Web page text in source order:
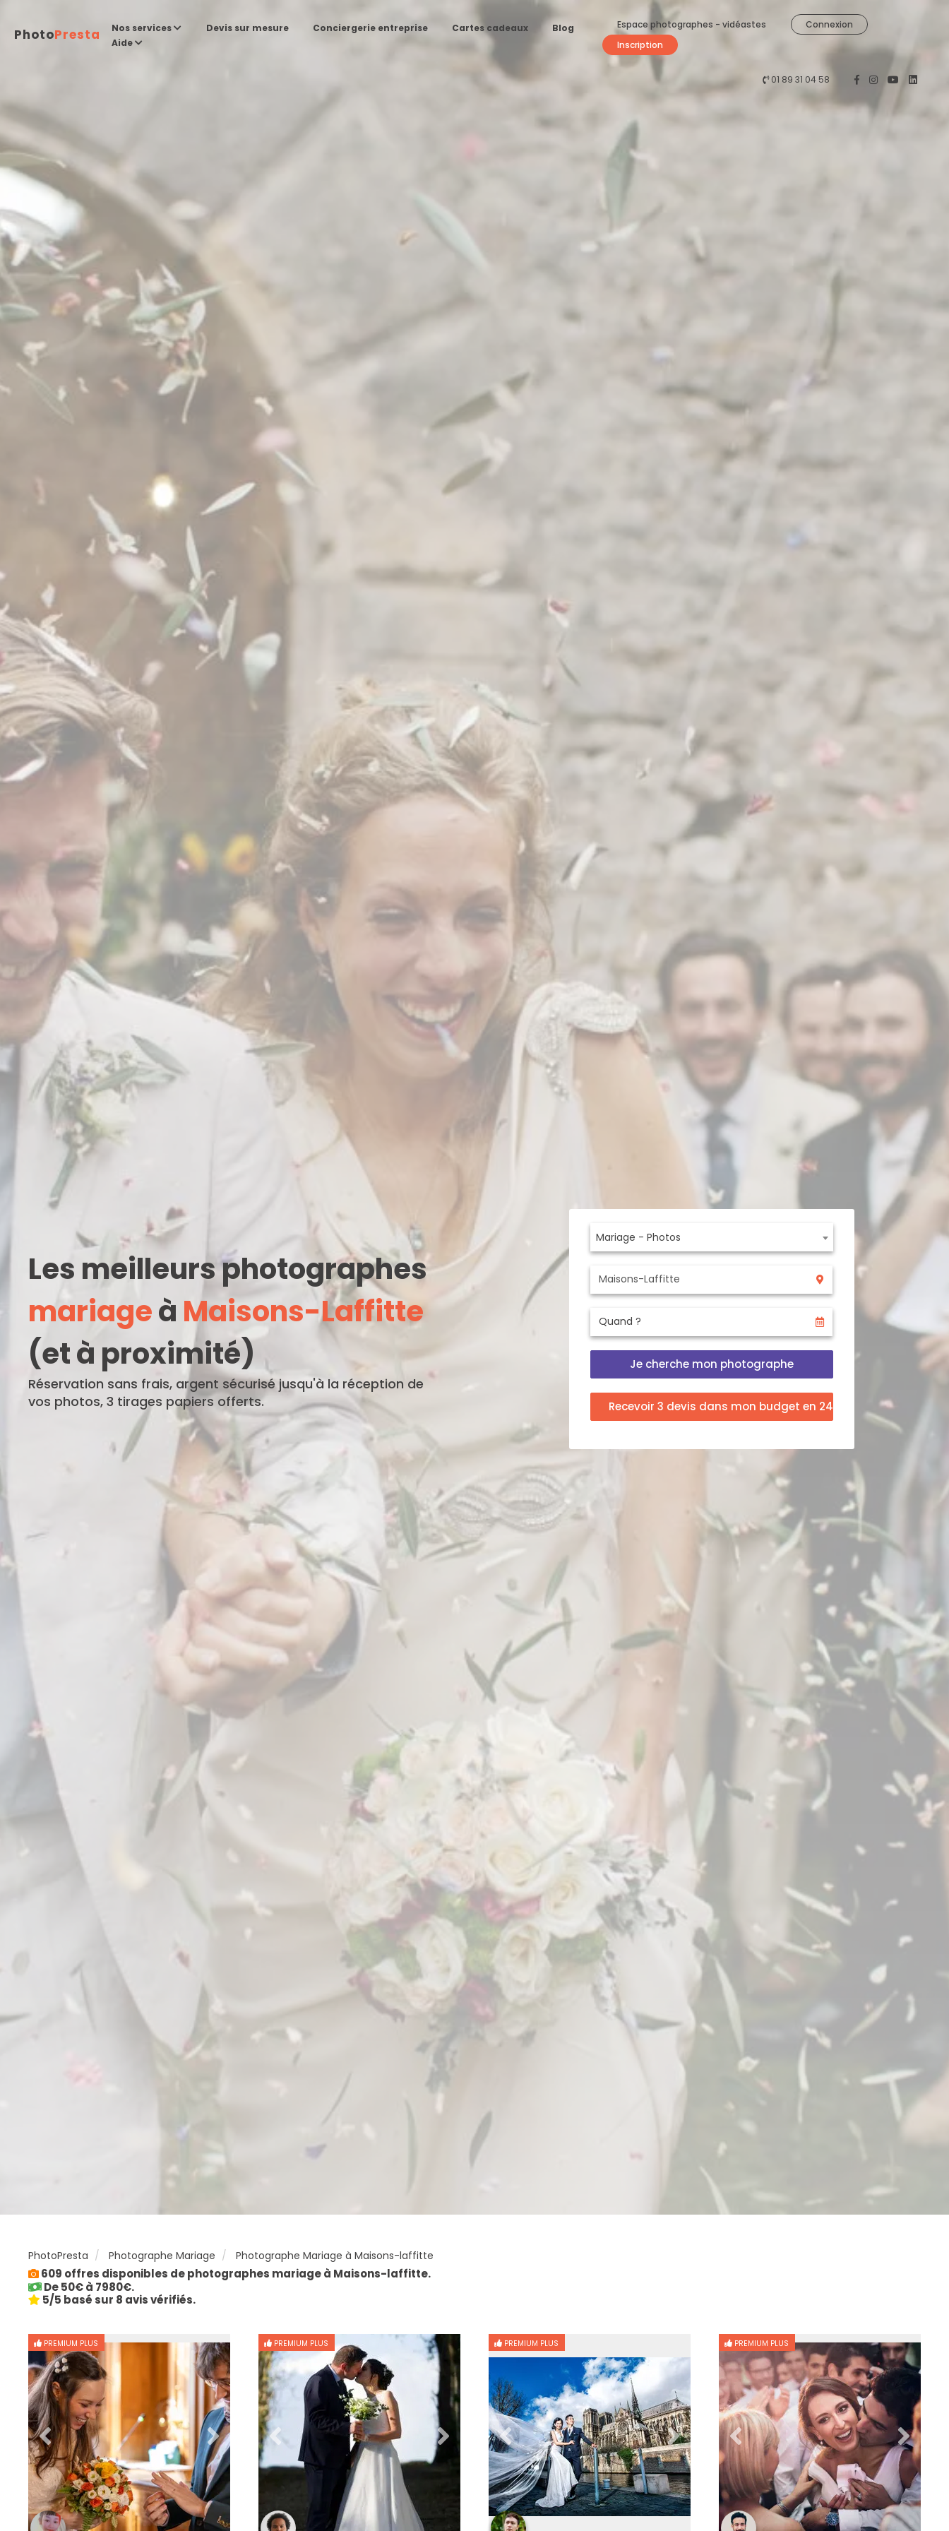
PhotoPresta Nos services Devis sur mesure Conciergerie entreprise Cartes cadeaux
Blog
Aide
Espace photographes - vidéastes
Connexion
Inscription
01 89 31 04 58
Les meilleurs photographes
mariageà Maisons-Laffitte
(et à proximité)
Réservation sans frais, argent sécurisé jusqu'à la réception de
vos photos, 3 tirages papiers offerts.
Mariage - Photos
Je cherche mon photographe
Recevoir 3 devis dans mon budget en 24h
PhotoPresta Photographe Mariage Photographe Mariage à Maisons-laffitte
609 offres disponibles de photographes mariage à Maisons-laffitte.
De 50€ à 7980€.
5/5 basé sur 8 avis vérifiés.
PREMIUM PLUS PREMIUM PLUS PREMIUM PLUS PREMIUM PLUS